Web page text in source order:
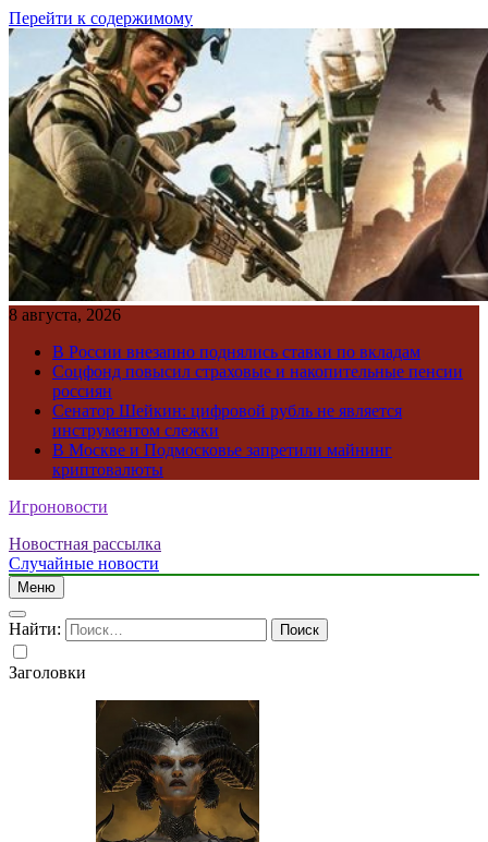
Перейти к содержимому
8 августа, 2026
В России внезапно поднялись ставки по вкладам
Соцфонд повысил страховые и накопительные пенсии
россиян
Сенатор Шейкин: цифровой рубль не является
инструментом слежки
В Москве и Подмосковье запретили майнинг
криптовалюты
Игроновости
Новостная рассылка
Случайные новости
Меню
Найти:
Заголовки